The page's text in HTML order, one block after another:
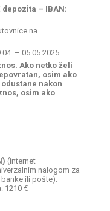
depozita – IBAN:
na
– 05.05.2025.
Ako netko želi
osim ako
nakon
osim ako
(internet
nalogom za
banke ili pošte).
1210 €